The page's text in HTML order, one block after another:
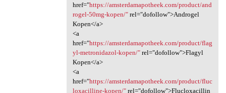
href="https://amsterdamapotheek.com/product/and
rogel-50mg-kopen/"rel="dofollow">Androgel
Kopen</a>
<a
href="https://amsterdamapotheek.com/product/flag
yl-metronidazol-kopen/"rel="dofollow">Flagyl
Kopen</a>
<a
href="https://amsterdamapotheek.com/product/fluc
loxacilline-kopen/"rel="dofollow">Flucloxacillin